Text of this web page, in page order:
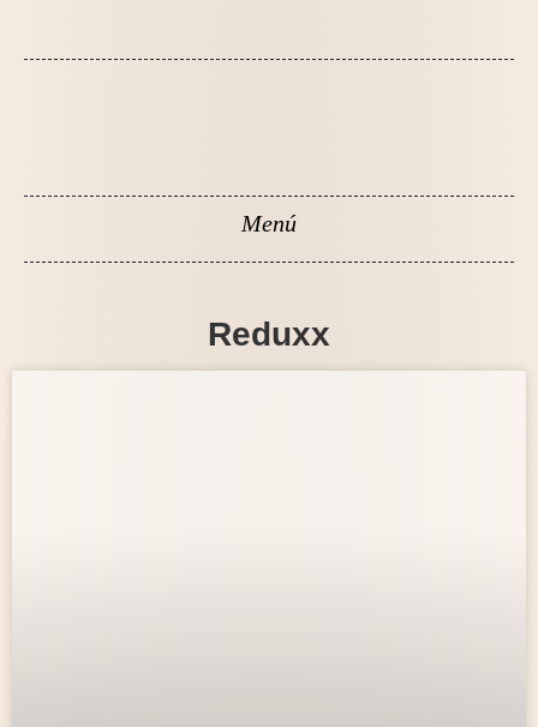
Reduxx